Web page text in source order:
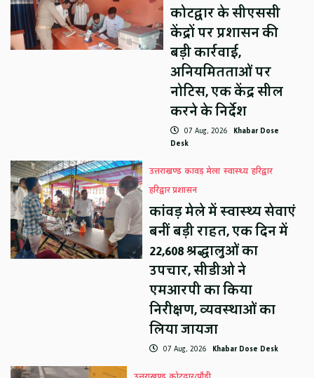
कोटद्वार के सीएससी
केंद्रों पर प्रशासन की
बड़ी कार्रवाई,
अनियमितताओं पर
नोटिस, एक केंद्र सील
करने के निर्देश
07 Aug, 2026 Khabar Dose
Desk
उत्तराखण्ड कावड़ मेला स्वास्थ्य हरिद्वार
हरिद्वार प्रशासन
कांवड़ मेले में स्वास्थ्य सेवाएं
बनीं बड़ी राहत, एक दिन में
22,608 श्रद्धालुओं का
उपचार, सीडीओ ने
एमआरपी का किया
निरीक्षण, व्यवस्थाओं का
लिया जायजा
07 Aug, 2026 Khabar Dose Desk